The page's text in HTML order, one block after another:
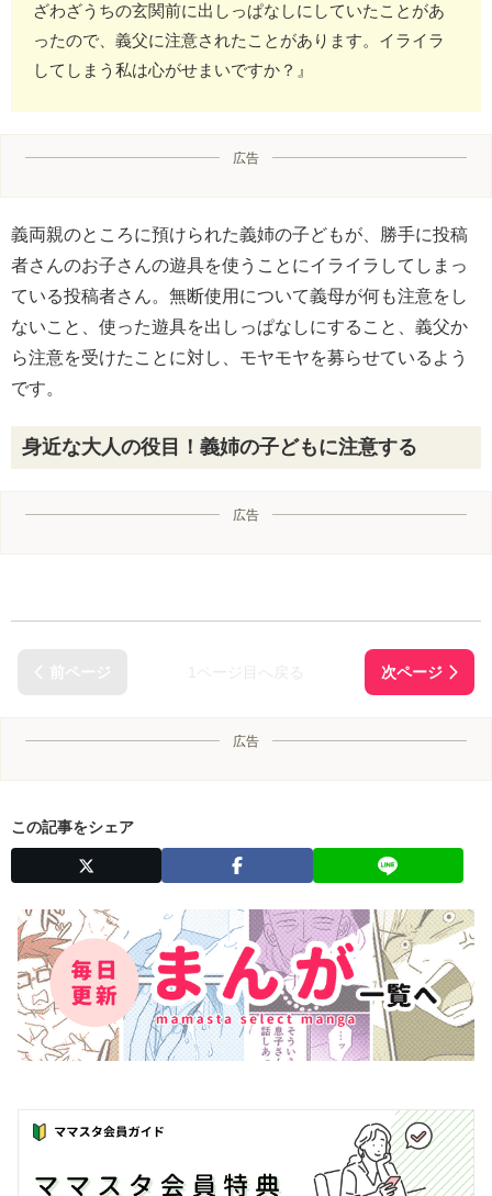
ざわざうちの玄関前に出しっぱなしにしていたことがあ
ったので、義父に注意されたことがあります。イライラ
してしまう私は心がせまいですか？』
広告
義両親のところに預けられた義姉の子どもが、勝手に投稿
者さんのお子さんの遊具を使うことにイライラしてしまっ
ている投稿者さん。無断使用について義母が何も注意をし
ないこと、使った遊具を出しっぱなしにすること、義父か
ら注意を受けたことに対し、モヤモヤを募らせているよう
です。
身近な大人の役目！義姉の子どもに注意する
広告
広告
この記事をシェア